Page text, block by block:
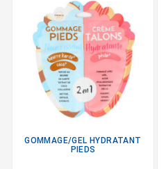
GOMMAGE/GEL HYDRATANT
PIEDS